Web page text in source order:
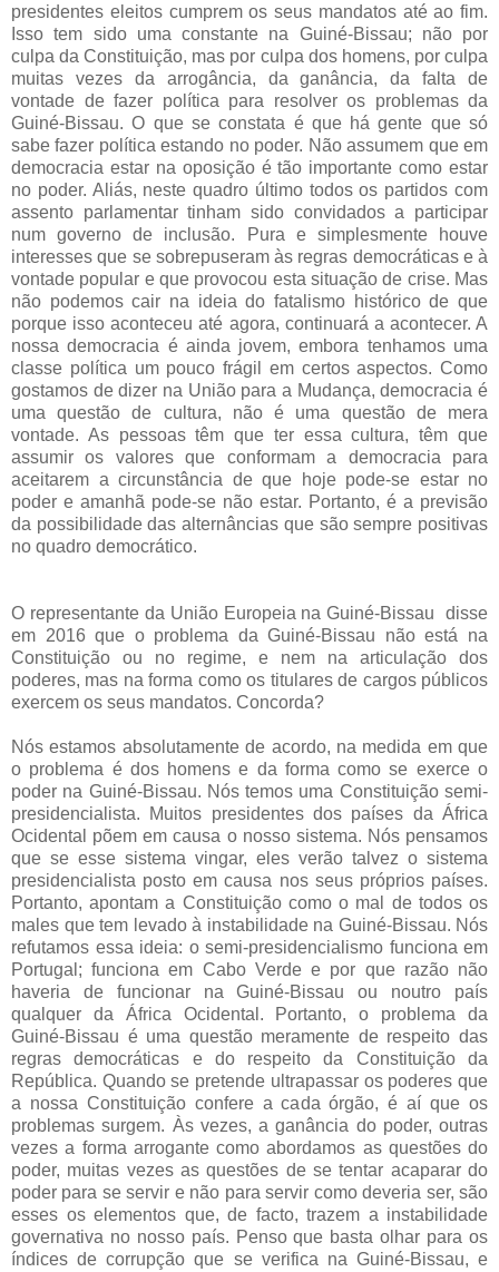
presidentes eleitos cumprem os seus mandatos até ao fim.
Isso tem sido uma constante na Guiné-Bissau; não por
culpa da Constituição, mas por culpa dos homens, por culpa
muitas vezes da arrogância, da ganância, da falta de
vontade de fazer política para resolver os problemas da
Guiné-Bissau. O que se constata é que há gente que só
sabe fazer política estando no poder. Não assumem que em
democracia estar na oposição é tão importante como estar
no poder. Aliás, neste quadro último todos os partidos com
assento parlamentar tinham sido convidados a participar
num governo de inclusão. Pura e simplesmente houve
interesses que se sobrepuseram às regras democráticas e à
vontade popular e que provocou esta situação de crise. Mas
não podemos cair na ideia do fatalismo histórico de que
porque isso aconteceu até agora, continuará a acontecer. A
nossa democracia é ainda jovem, embora tenhamos uma
classe política um pouco frágil em certos aspectos. Como
gostamos de dizer na União para a Mudança, democracia é
uma questão de cultura, não é uma questão de mera
vontade. As pessoas têm que ter essa cultura, têm que
assumir os valores que conformam a democracia para
aceitarem a circunstância de que hoje pode-se estar no
poder e amanhã pode-se não estar. Portanto, é a previsão
da possibilidade das alternâncias que são sempre positivas
no quadro democrático.
O representante da União Europeia na Guiné-Bissau disse
em 2016 que o problema da Guiné-Bissau não está na
Constituição ou no regime, e nem na articulação dos
poderes, mas na forma como os titulares de cargos públicos
exercem os seus mandatos. Concorda?
Nós estamos absolutamente de acordo, na medida em que
o problema é dos homens e da forma como se exerce o
poder na Guiné-Bissau. Nós temos uma Constituição semi-
presidencialista. Muitos presidentes dos países da África
Ocidental põem em causa o nosso sistema. Nós pensamos
que se esse sistema vingar, eles verão talvez o sistema
presidencialista posto em causa nos seus próprios países.
Portanto, apontam a Constituição como o mal de todos os
males que tem levado à instabilidade na Guiné-Bissau. Nós
refutamos essa ideia: o semi-presidencialismo funciona em
Portugal; funciona em Cabo Verde e por que razão não
haveria de funcionar na Guiné-Bissau ou noutro país
qualquer da África Ocidental. Portanto, o problema da
Guiné-Bissau é uma questão meramente de respeito das
regras democráticas e do respeito da Constituição da
República. Quando se pretende ultrapassar os poderes que
a nossa Constituição confere a cada órgão, é aí que os
problemas surgem. Às vezes, a ganância do poder, outras
vezes a forma arrogante como abordamos as questões do
poder, muitas vezes as questões de se tentar acaparar do
poder para se servir e não para servir como deveria ser, são
esses os elementos que, de facto, trazem a instabilidade
governativa no nosso país. Penso que basta olhar para os
índices de corrupção que se verifica na Guiné-Bissau, e